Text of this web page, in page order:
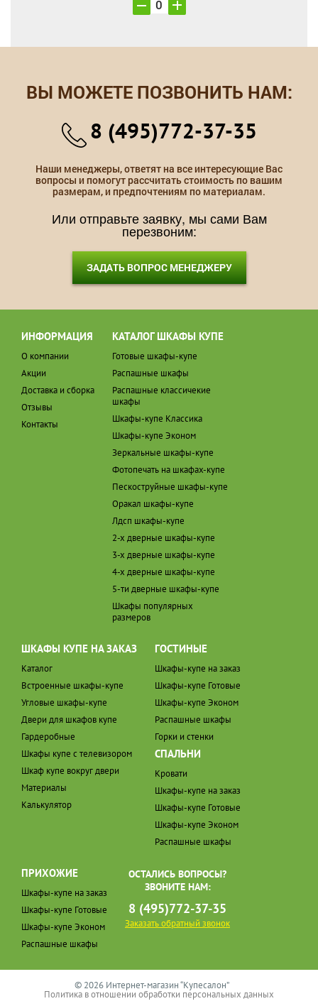
ВЫ МОЖЕТЕ ПОЗВОНИТЬ НАМ:
8 (495)772-37-35
Наши менеджеры, ответят на все интересующие Вас
вопросы и помогут рассчитать стоимость по вашим
размерам, и предпочтениям по материалам.
Или отправьте заявку, мы сами Вам
перезвоним:
ЗАДАТЬ ВОПРОС МЕНЕДЖЕРУ
ИНФОРМАЦИЯ
О компании
Акции
Доставка и сборка
Отзывы
Контакты
КАТАЛОГ ШКАФЫ КУПЕ
Готовые шкафы-купе
Распашные шкафы
Распашные классичекие
шкафы
Шкафы-купе Классика
Шкафы-купе Эконом
Зеркальные шкафы-купе
Фотопечать на шкафах-купе
Пескоструйные шкафы-купе
Оракал шкафы-купе
Лдсп шкафы-купе
2-х дверные шкафы-купе
3-х дверные шкафы-купе
4-х дверные шкафы-купе
5-ти дверные шкафы-купе
Шкафы популярных
размеров
ШКАФЫ КУПЕ НА ЗАКАЗ
Каталог
Встроенные шкафы-купе
Угловые шкафы-купе
Двери для шкафов купе
Гардеробные
Шкафы купе с телевизором
Шкаф купе вокруг двери
Материалы
Калькулятор
ГОСТИНЫЕ
Шкафы-купе на заказ
Шкафы-купе Готовые
Шкафы-купе Эконом
Распашные шкафы
Горки и стенки
СПАЛЬНИ
Кровати
Шкафы-купе на заказ
Шкафы-купе Готовые
Шкафы-купе Эконом
Распашные шкафы
ПРИХОЖИЕ
Шкафы-купе на заказ
Шкафы-купе Готовые
Шкафы-купе Эконом
Распашные шкафы
ОСТАЛИСЬ ВОПРОСЫ?
ЗВОНИТЕ НАМ:
8 (495)772-37-35
Заказать обратный звонок
© 2026 Интернет-магазин “Купесалон”
Политика в отношении обработки персональных данных